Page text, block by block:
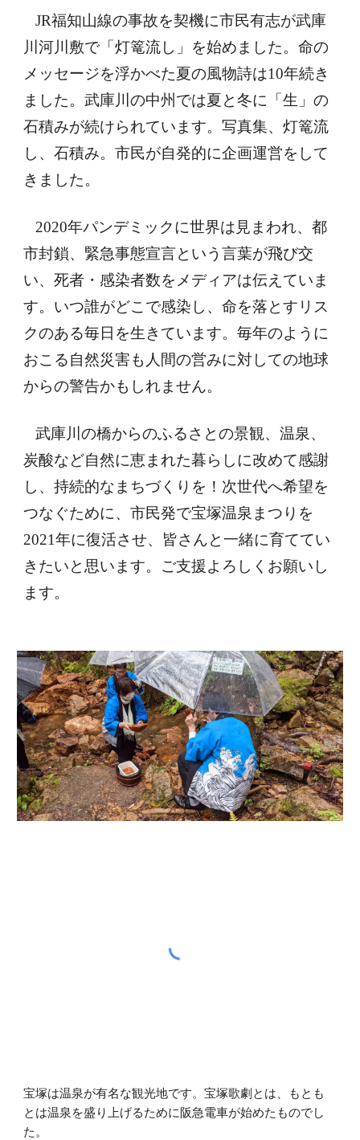
JR福知山線の事故を契機に市民有志が武庫
川河川敷で「灯篭流し」を始めました。命の
メッセージを浮かべた夏の風物詩は10年続き
ました。武庫川の中州では夏と冬に「生」の
石積みが続けられています。写真集、灯篭流
し、石積み。市民が自発的に企画運営をして
きました。
2020年パンデミックに世界は見まわれ、都
市封鎖、緊急事態宣言という言葉が飛び交
い、死者・感染者数をメディアは伝えていま
す。いつ誰がどこで感染し、命を落とすリス
クのある毎日を生きています。毎年のように
おこる自然災害も人間の営みに対しての地球
からの警告かもしれません。
武庫川の橋からのふるさとの景観、温泉、
炭酸など自然に恵まれた暮らしに改めて感謝
し、持続的なまちづくりを！次世代へ希望を
つなぐために、市民発で宝塚温泉まつりを
2021年に復活させ、皆さんと一緒に育ててい
きたいと思います。ご支援よろしくお願いし
ます。
宝塚は温泉が有名な観光地です。宝塚歌劇とは、もとも
とは温泉を盛り上げるために阪急電車が始めたものでし
た。